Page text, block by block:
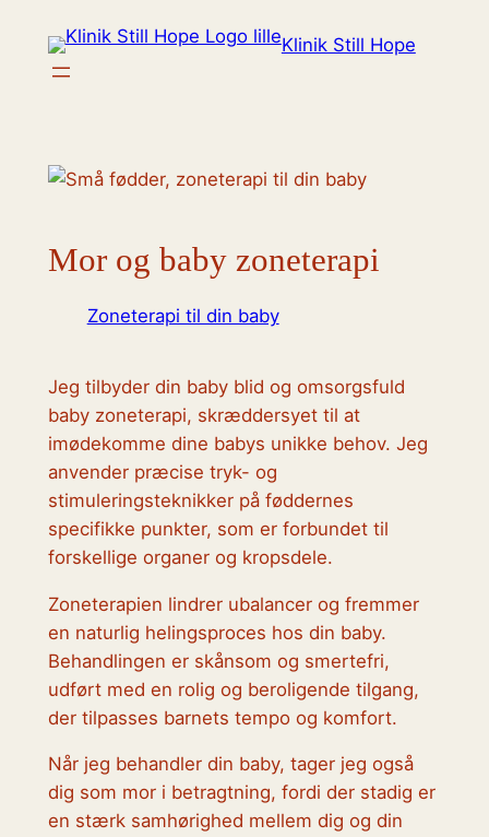
indhold
Klinik Still Hope
Mor og baby zoneterapi
Zoneterapi til din baby
Jeg tilbyder din baby blid og omsorgsfuld
baby zoneterapi, skræddersyet til at
imødekomme dine babys unikke behov. Jeg
anvender præcise tryk- og
stimuleringsteknikker på føddernes
specifikke punkter, som er forbundet til
forskellige organer og kropsdele.
Zoneterapien lindrer ubalancer og fremmer
en naturlig helingsproces hos din baby.
Behandlingen er skånsom og smertefri,
udført med en rolig og beroligende tilgang,
der tilpasses barnets tempo og komfort.
Når jeg behandler din baby, tager jeg også
dig som mor i betragtning, fordi der stadig er
en stærk samhørighed mellem dig og din